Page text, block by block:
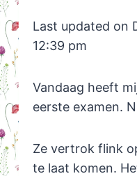
Last updated on
12:39 pm
Vandaag heeft
eerste examen.
Ze vertrok flink
te laat komen.